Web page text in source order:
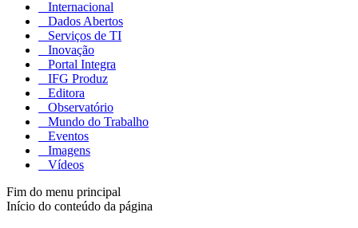
Internacional
Dados Abertos
Serviços de TI
Inovação
Portal Integra
IFG Produz
Editora
Observatório
Mundo do Trabalho
Eventos
Imagens
Vídeos
Fim do menu principal
Início do conteúdo da página